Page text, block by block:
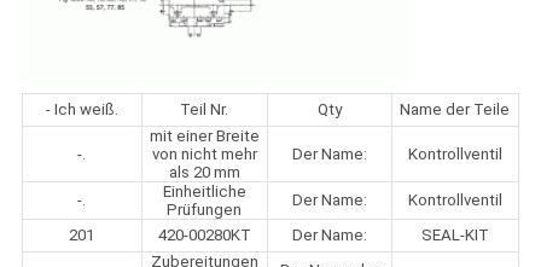
- Ich weiß. Teil Nr. Qty Name der Teile
-.
mit einer Breite
von nicht mehr
als 20 mm
Der Name: Kontrollventil
-.
Einheitliche
Prüfungen
Der Name:
Kontrollventil
201
420-00280KT Der Name: SEAL-KIT
Zubereitungen